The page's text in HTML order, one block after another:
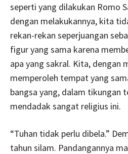
seperti yang dilakukan Romo
dengan melakukannya, kita
rekan-rekan seperjuangan
figur yang sama karena
apa yang sakral. Kita, dengan
memperoleh tempat yang
bangsa yang, dalam tikungan
mendadak sangat religius ini.
“Tuhan tidak perlu dibela.”
tahun silam. Pandangannya